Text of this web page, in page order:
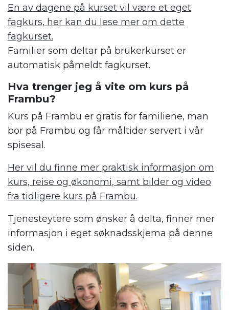
En av dagene på kurset vil være et eget
fagkurs, her kan du lese mer om dette
fagkurset.
Familier som deltar på brukerkurset er
automatisk påmeldt fagkurset.
Hva trenger jeg å vite om kurs på
Frambu?
Kurs på Frambu er gratis for familiene, man
bor på Frambu og får måltider servert i vår
spisesal.
Her vil du finne mer praktisk informasjon om
kurs, reise og økonomi, samt bilder og video
fra tidligere kurs på Frambu.
Tjenesteytere som ønsker å delta, finner mer
informasjon i eget søknadsskjema på denne
siden.